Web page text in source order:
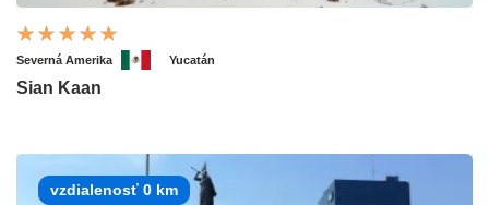
Severná Amerika Yucatán
Sian Kaan
vzdialenosť 0 km